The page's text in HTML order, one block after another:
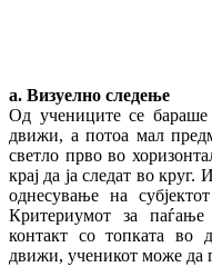
a. Визуелно следење
Од учениците се
движи, а потоа мал
светло прво во
крај да ја следат во
однесување на
Критериумот за
контакт со топката во
движи, ученикот може да